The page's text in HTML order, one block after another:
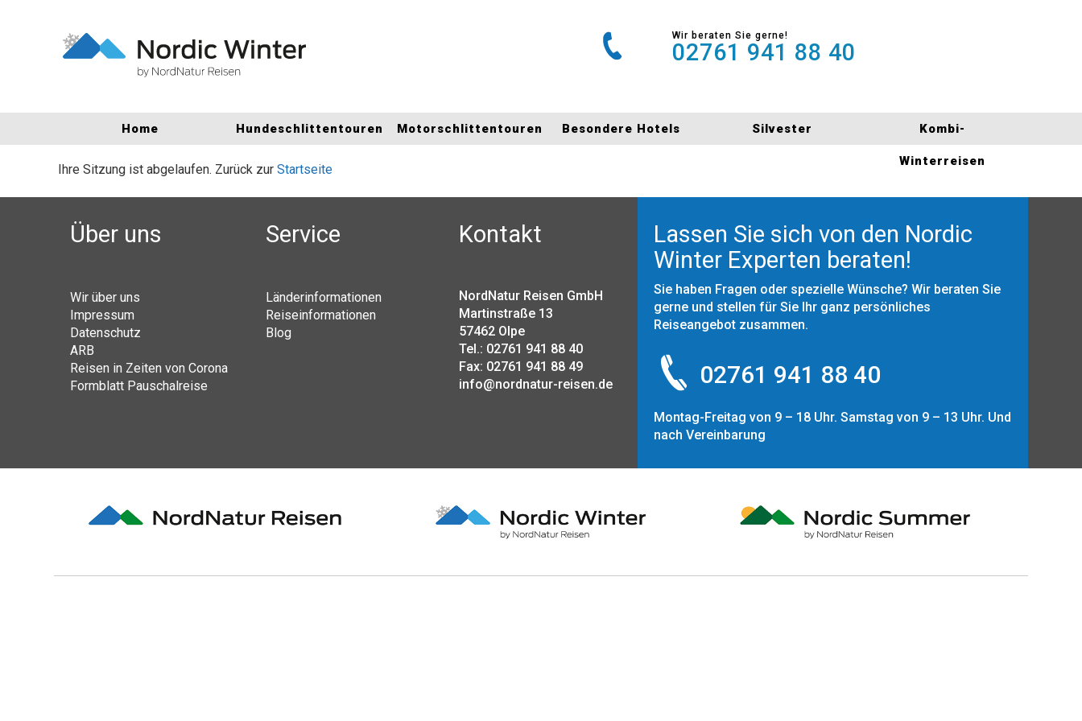
Wir beraten Sie gerne!
02761 941 88 40
Home Hundeschlittentouren Motorschlittentouren Besondere Hotels Silvester Kombi-
Winterreisen
Ihre Sitzung ist abgelaufen. Zurück zur Startseite
Über uns
Wir über uns
Impressum
Datenschutz
ARB
Reisen in Zeiten von Corona
Formblatt Pauschalreise
Service
Länderinformationen
Reiseinformationen
Blog
Kontakt
NordNatur Reisen GmbH
Martinstraße 13
57462 Olpe
Tel.: 02761 941 88 40
Fax: 02761 941 88 49
info@nordnatur-reisen.de
Lassen Sie sich von den Nordic
Winter Experten beraten!
Sie haben Fragen oder spezielle Wünsche? Wir beraten Sie
gerne und stellen für Sie Ihr ganz persönliches
Reiseangebot zusammen.
02761 941 88 40
Montag-Freitag von 9 – 18 Uhr. Samstag von 9 – 13 Uhr. Und
nach Vereinbarung